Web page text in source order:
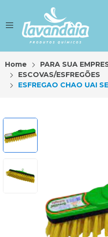
Home PARA SUA
ESCOVAS/ESFREGÕES
ESFREGAO CHAO UAI